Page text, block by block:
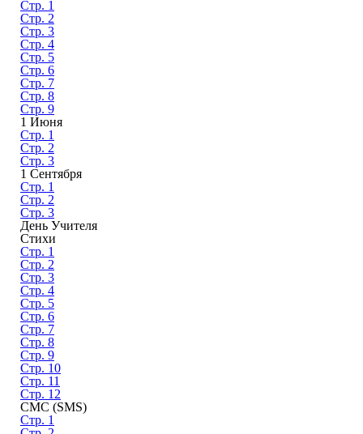
Стр. 1
Стр. 2
Стр. 3
Стр. 4
Стр. 5
Стр. 6
Стр. 7
Стр. 8
Стр. 9
1 Июня
Стр. 1
Стр. 2
Стр. 3
1 Сентября
Стр. 1
Стр. 2
Стр. 3
День Учителя
Стихи
Стр. 1
Стр. 2
Стр. 3
Стр. 4
Стр. 5
Стр. 6
Стр. 7
Стр. 8
Стр. 9
Стр. 10
Стр. 11
Стр. 12
СМС (SMS)
Стр. 1